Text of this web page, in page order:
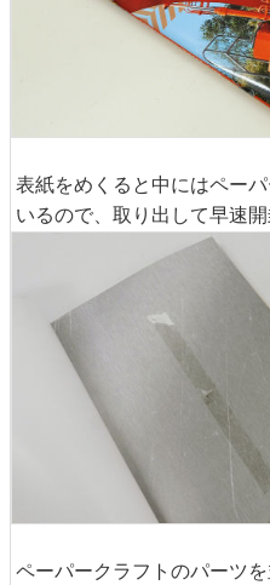
表紙をめくると中にはペー
いるので、取り出して早速開
ペーパークラフトのパーツ